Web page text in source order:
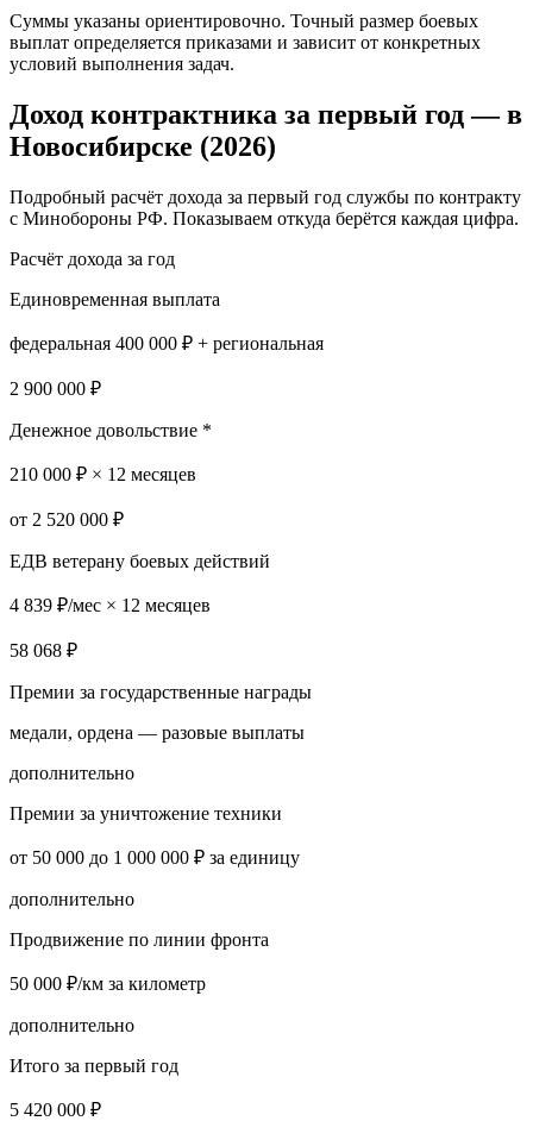
Суммы указаны ориентировочно. Точный размер боевых
выплат определяется приказами и зависит от конкретных
условий выполнения задач.
Доход контрактника за первый год —в
Новосибирске (2026)
Подробный расчёт дохода за первый год службы по контракту
с Минобороны РФ. Показываем откуда берётся каждая цифра.
Расчёт дохода за год
Единовременная выплата
федеральная 400 000 ₽ + региональная
2 900 000 ₽
Денежное довольствие *
210 000 ₽ × 12 месяцев
от 2 520 000 ₽
ЕДВ ветерану боевых действий
4 839 ₽/мес × 12 месяцев
58 068 ₽
Премии за государственные награды
медали, ордена — разовые выплаты
дополнительно
Премии за уничтожение техники
от 50 000 до 1 000 000 ₽ за единицу
дополнительно
Продвижение по линии фронта
50 000 ₽/км за километр
дополнительно
Итого за первый год
5 420 000 ₽